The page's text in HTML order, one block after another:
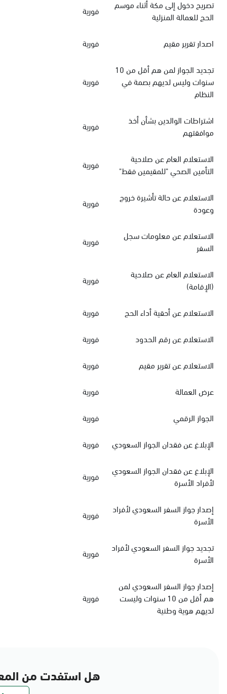
تصريح دخول إلى مكة أثناء موسم
الحج للعمالة المنزلية
فورية
اصدار تقرير مقيم
فورية
تجديد الجواز لمن هم أقل من 10
سنوات وليس لديهم بصمة في
النظام
فورية
اشتراطات الوالدين بشأن أخذ
موافقتهم
فورية
الاستعلام العام عن صلاحية
التأمين الصحي "للمقيمين فقط"
فورية
الاستعلام عن حالة تأشيرة خروج
وعودة
فورية
الاستعلام عن معلومات سجل
السفر
فورية
الاستعلام العام عن صلاحية
(الإقامة)
فورية
الاستعلام عن أحقية أداء الحج
فورية
الاستعلام عن رقم الحدود
فورية
الاستعلام عن تقرير مقيم
فورية
عرض العمالة
فورية
الجواز الرقمي
فورية
الإبلاغ عن فقدان الجواز السعودي
فورية
الإبلاغ عن فقدان الجواز السعودي
لأفراد الأسرة
فورية
‏إصدار جواز السفر السعودي‏‏ لأفراد
الأسرة
فورية
‏تجديد جواز السفر السعودي‏ لأفراد
الأسرة
فورية
إصدار جواز السفر السعودي لمن
هم أقل من 10 سنوات وليست
لديهم هوية وطنية
فورية
هل استفدت من